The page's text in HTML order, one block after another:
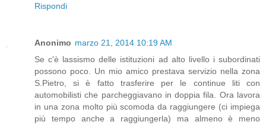
Rispondi
Anonimo marzo 21, 2014 10:19 AM
Se c'è lassismo delle istituzioni ad alto livello i subordinati
possono poco. Un mio amico prestava servizio nella zona
S.Pietro, si è fatto trasferire per le continue liti con
automobilisti che parcheggiavano in doppia fila. Ora lavora
in una zona molto più scomoda da raggiungere (ci impiega
più tempo anche a raggiungerla) ma almeno è meno